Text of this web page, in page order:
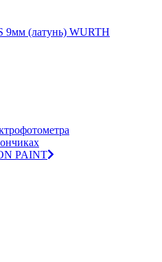
9мм (латунь) WURTH
PAINT